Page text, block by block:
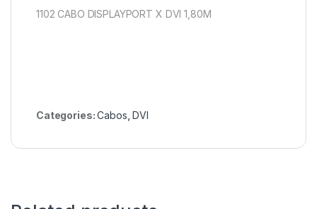
1102 CABO DISPLAYPORT X DVI 1,80M
Categories:Cabos ,DVI